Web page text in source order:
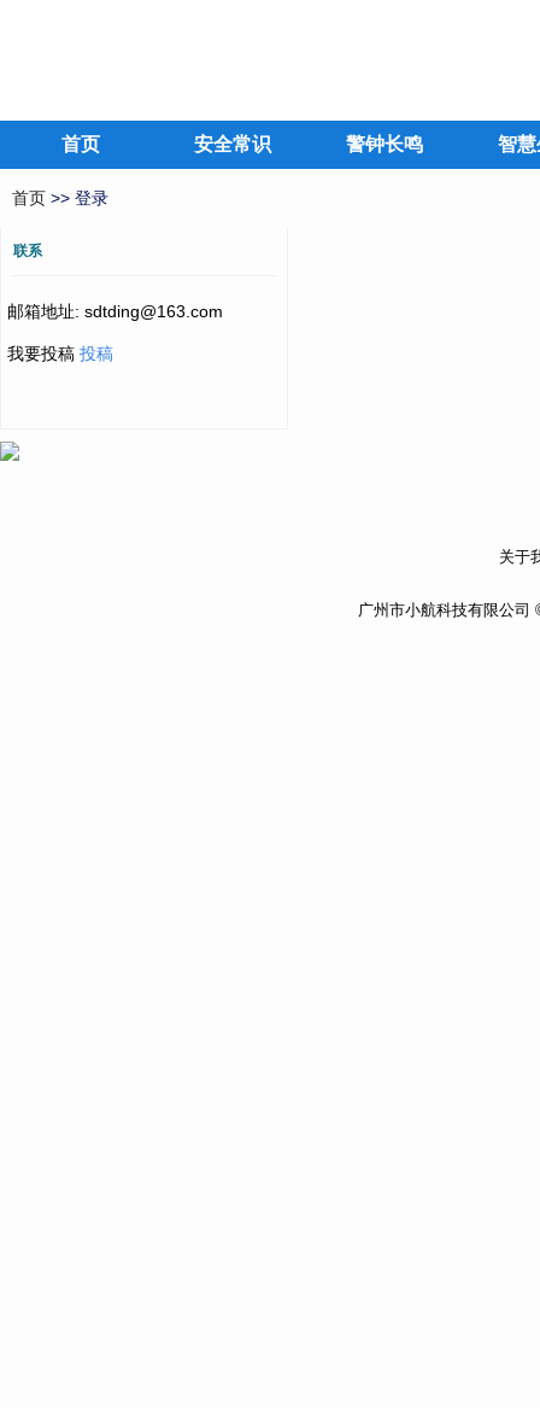
首页 安全常识 警钟长鸣 智
首页 >> 登录
联系
邮箱地址: sdtding@163.com
我要投稿 投稿
关于
广州市小航科技有限公